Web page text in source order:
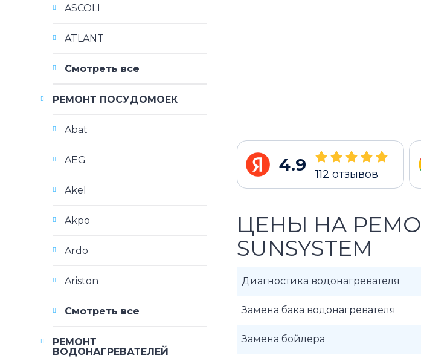
4.9 112 отзывов
ЦЕНЫ НА
SUNSYSTEM
Диагностика водонагревателя
Замена бака водонагревателя
Замена бойлера
ASCOLI
ATLANT
Смотреть все
РЕМОНТ ПОСУДОМОЕК
Abat
AEG
Akel
Akpo
Ardo
Ariston
Смотреть все
РЕМОНТ
ВОДОНАГРЕВАТЕЛЕЙ